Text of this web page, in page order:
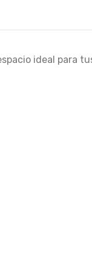
ideal para